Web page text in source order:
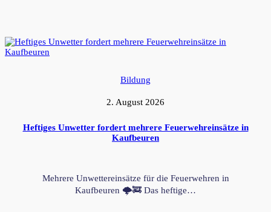
Bildung
2. August 2026
Heftiges Unwetter fordert mehrere Feuerwehreinsätze in
Kaufbeuren
Mehrere Unwettereinsätze für die Feuerwehren in
Kaufbeuren 🌩️🚒 Das heftige…